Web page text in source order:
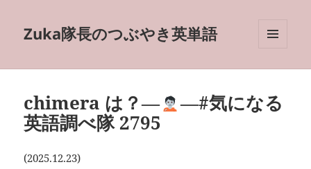
Zuka隊長のつぶやき英単語
ーとウ
chimera は？―
―#気になる
英語調べ隊 2795
(2025.12.23)